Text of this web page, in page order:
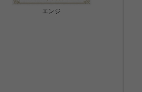
エンジ